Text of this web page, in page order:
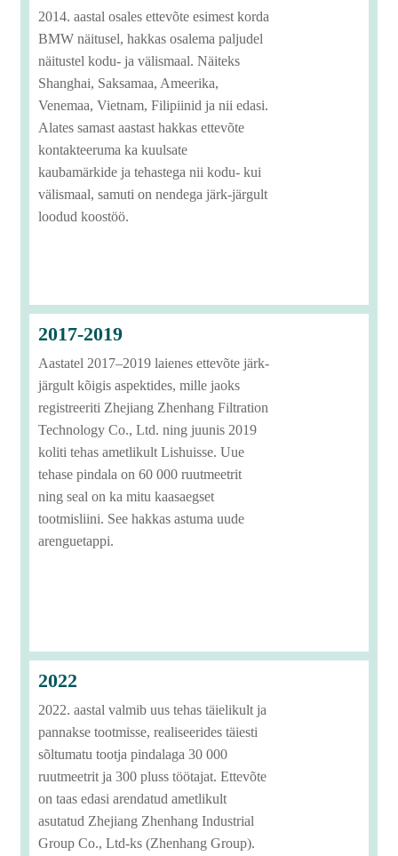
2014. aastal osales ettevõte esimest korda
BMW näitusel, hakkas osalema paljudel
näitustel kodu- ja välismaal. Näiteks
Shanghai, Saksamaa, Ameerika,
Venemaa, Vietnam, Filipiinid ja nii edasi.
Alates samast aastast hakkas ettevõte
kontakteeruma ka kuulsate
kaubamärkide ja tehastega nii kodu- kui
välismaal, samuti on nendega järk-järgult
loodud koostöö.
2017-2019
Aastatel 2017–2019 laienes ettevõte järk-
järgult kõigis aspektides, mille jaoks
registreeriti Zhejiang Zhenhang Filtration
Technology Co., Ltd. ning juunis 2019
koliti tehas ametlikult Lishuisse. Uue
tehase pindala on 60 000 ruutmeetrit
ning seal on ka mitu kaasaegset
tootmisliini. See hakkas astuma uude
arenguetappi.
2022
2022. aastal valmib uus tehas täielikult ja
pannakse tootmisse, realiseerides täiesti
sõltumatu tootja pindalaga 30 000
ruutmeetrit ja 300 pluss töötajat. Ettevõte
on taas edasi arendatud ametlikult
asutatud Zhejiang Zhenhang Industrial
Group Co., Ltd-ks (Zhenhang Group).